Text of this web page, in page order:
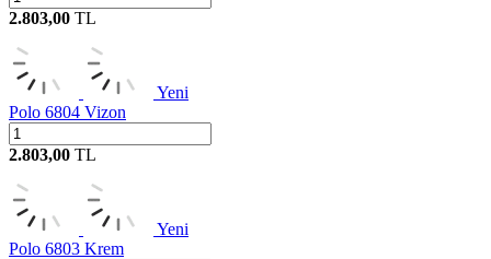
2.803,00 TL
Yeni
Polo 6804 Vizon
2.803,00 TL
Yeni
Polo 6803 Krem